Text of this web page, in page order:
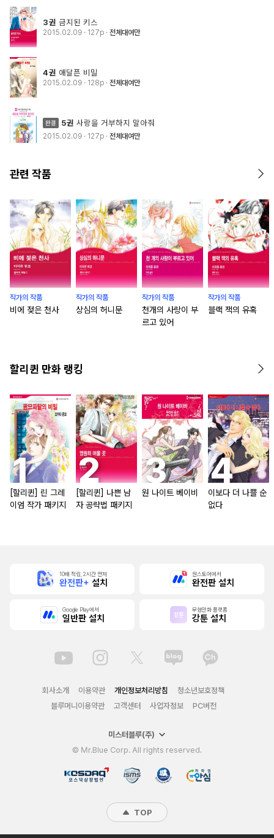
3권 금지된 키스
2015.02.09 · 127p 전체대여만
4권 애달픈 비밀
2015.02.09 · 128p 전체대여만
5권 사랑을 거부하지 말아줘
2015.02.09 · 127p 전체대여만
관련 작품
작가의 작품
비에 젖은 천사
작가의 작품
상심의 허니문
작가의 작품
천개의 사랑이 부
르고 있어
작가의 작품
블랙 잭의 유혹
할리퀸 만화 랭킹
[할리퀸] 린 그레
이엄 작가 패키지
[할리퀸] 나쁜 남
자 공략법 패키지
원 나이트 베이비
이보다 더 나쁠 순
없다
10배 적립, 2시간 먼저
완전판+ 설치
원스토어에서
완전판 설치
Google Play에서
일반판 설치
무협만화 플랫폼
강툰 설치
회사소개 이용약관 개인정보처리방침
청소년보호정책
블루머니이용약관
고객센터 사업자정보 PC버전
미스터블루(주)
© Mr.Blue Corp. All rights reserved.
TOP